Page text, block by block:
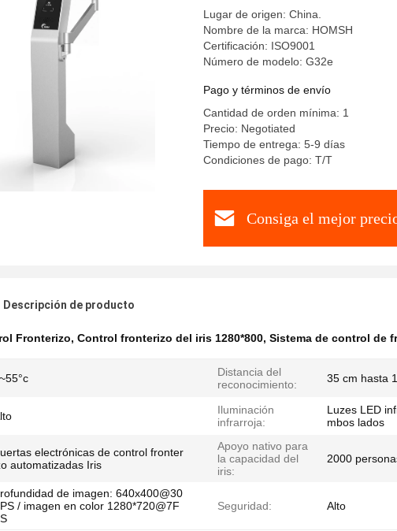
Lugar de origen: China.
Nombre de la marca: HOMSH
Certificación: ISO9001
Número de modelo: G32e
Pago y términos de envío
Cantidad de orden mínima: 1
Precio: Negotiated
Tiempo de entrega: 5-9 días
Condiciones de pago: T/T
Consiga el mejor
Descripción de producto
Fronterizo, Control fronterizo del iris 1280*800, Sistema de control de
Distancia del
reconocimiento:
35 cm hasta
Iluminación
infrarroja:
Luzes LED
mbos lados
electrónicas de control fronter
automatizadas Iris
Apoyo nativo para
la capacidad del
iris:
2000
de imagen: 640x400@30
/ imagen en color 1280*720@7F
Seguridad: Alto